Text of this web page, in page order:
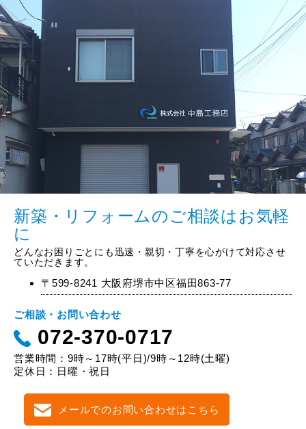
新築・リフォームのご相談はお気軽
に
どんなお困りごとにも迅速・親切・丁寧を心がけて対応させ
ていただきます。
〒599-8241 大阪府堺市中区福田863-77
ご相談・お問い合わせ
072-370-0717
営業時間：9時～17時(平日)/9時～12時(土曜)
定休日：日曜・祝日
メールでのお問い合わせはこちら